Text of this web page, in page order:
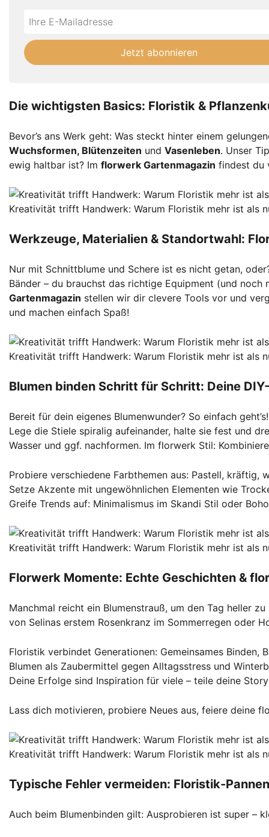
Do
fill
this
*Ihre
Mailadresse:
Jetzt abonnieren
Die wichtigsten Basics: Floristik &
Bevor’s ans Werk geht: Was steckt hinter einem
Wuchsformen, Blütenzeiten und Vasenleben. Unser
ewig haltbar ist? Im florwerk Gartenmagazin findest du
Kreativität trifft Handwerk: Warum Floristik mehr ist als
Werkzeuge, Materialien & Standortwahl:
Nur mit Schnittblume und Schere ist es nicht getan,
Bänder – du brauchst das richtige Equipment (und
Gartenmagazin stellen wir dir clevere Tools vor und
und machen einfach Spaß!
Kreativität trifft Handwerk: Warum Floristik mehr ist als
Blumen binden Schritt für Schritt: Deine
Bereit für dein eigenes Blumenwunder? So einfach
Lege die Stiele spiralig aufeinander, halte sie fest und
Wasser und ggf. nachformen. Im florwerk Stil:
Probiere verschiedene Farbthemen aus: Pastell, kräftig,
Setze Akzente mit ungewöhnlichen Elementen wie
Greife Trends auf: Minimalismus im Skandi Stil oder
Kreativität trifft Handwerk: Warum Floristik mehr ist als
Florwerk Momente: Echte Geschichten &
Manchmal reicht ein Blumenstrauß, um den Tag heller
von Selinas erstem Rosenkranz im Sommerregen oder
Floristik verbindet Generationen: Gemeinsames Binden,
Blumen als Zaubermittel gegen Alltagsstress und
Deine Erfolge sind Inspiration für viele – teile deine
Lass dich motivieren, probiere Neues aus, feiere deine
Kreativität trifft Handwerk: Warum Floristik mehr ist als
Typische Fehler vermeiden: Floristik-
Auch beim Blumenbinden gilt: Ausprobieren ist super –